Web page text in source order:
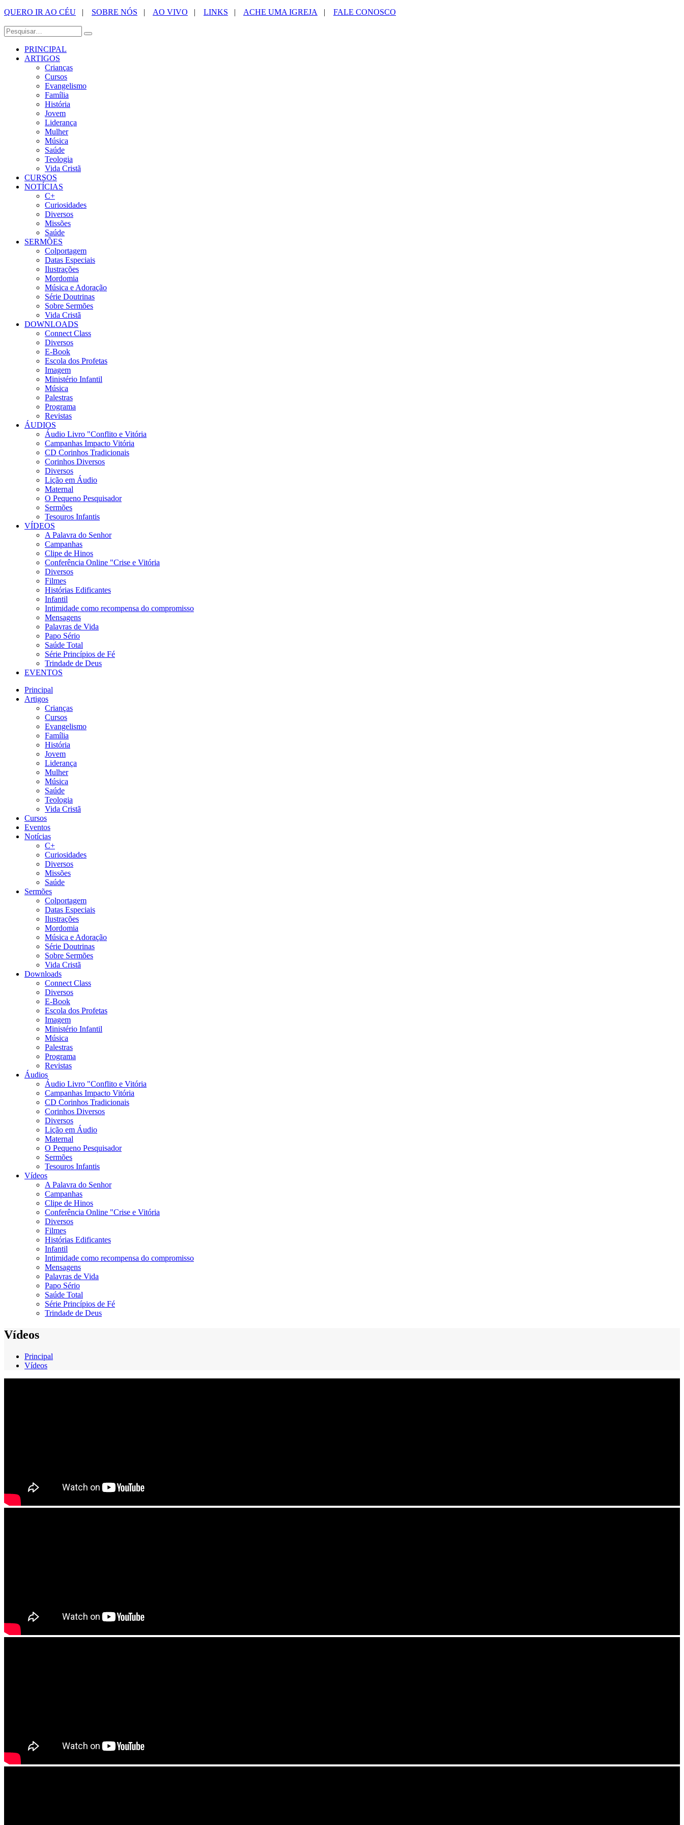
QUERO IR AO CÉU | SOBRE NÓS | AO VIVO | LINKS | ACHE UMA IGREJA | FALE CONOSCO
PRINCIPAL
ARTIGOS
Crianças
Cursos
Evangelismo
Família
História
Jovem
Liderança
Mulher
Música
Saúde
Teologia
Vida Cristã
CURSOS
NOTÍCIAS
C+
Curiosidades
Diversos
Missões
Saúde
SERMÕES
Colportagem
Datas Especiais
Ilustrações
Mordomia
Música e Adoração
Série Doutrinas
Sobre Sermões
Vida Cristã
DOWNLOADS
Connect Class
Diversos
E-Book
Escola dos Profetas
Imagem
Ministério Infantil
Música
Palestras
Programa
Revistas
ÁUDIOS
Áudio Livro "Conflito e Vitória
Campanhas Impacto Vitória
CD Corinhos Tradicionais
Corinhos Diversos
Diversos
Lição em Áudio
Maternal
O Pequeno Pesquisador
Sermões
Tesouros Infantis
VÍDEOS
A Palavra do Senhor
Campanhas
Clipe de Hinos
Conferência Online "Crise e Vitória
Diversos
Filmes
Histórias Edificantes
Infantil
Intimidade como recompensa do compromisso
Mensagens
Palavras de Vida
Papo Sério
Saúde Total
Série Princípios de Fé
Trindade de Deus
EVENTOS
Principal
Artigos
Crianças
Cursos
Evangelismo
Família
História
Jovem
Liderança
Mulher
Música
Saúde
Teologia
Vida Cristã
Cursos
Eventos
Notícias
C+
Curiosidades
Diversos
Missões
Saúde
Sermões
Colportagem
Datas Especiais
Ilustrações
Mordomia
Música e Adoração
Série Doutrinas
Sobre Sermões
Vida Cristã
Downloads
Connect Class
Diversos
E-Book
Escola dos Profetas
Imagem
Ministério Infantil
Música
Palestras
Programa
Revistas
Áudios
Áudio Livro "Conflito e Vitória
Campanhas Impacto Vitória
CD Corinhos Tradicionais
Corinhos Diversos
Diversos
Lição em Áudio
Maternal
O Pequeno Pesquisador
Sermões
Tesouros Infantis
Vídeos
A Palavra do Senhor
Campanhas
Clipe de Hinos
Conferência Online "Crise e Vitória
Diversos
Filmes
Histórias Edificantes
Infantil
Intimidade como recompensa do compromisso
Mensagens
Palavras de Vida
Papo Sério
Saúde Total
Série Princípios de Fé
Trindade de Deus
Vídeos
Principal
Vídeos